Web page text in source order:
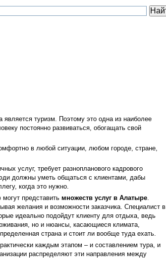
туризм. Поэтому это одна из наиболее
постоянно развиваться, обогащать свой
в любой ситуации, любом городе, стране,
услуг, требует разнопланового кадрового
должны уметь общаться с клиентами, дабы
когда это нужно.
представить множеств услуг в Алатыре.
желания и возможности заказчика. Специалист в
идеально подойдут клиенту для отдыха, ведь
но и нюансы, касающиеся климата,
страна и стоит ли вообще туда ехать.
каждым этапом – и составлением тура, и
распределяют эти направления между